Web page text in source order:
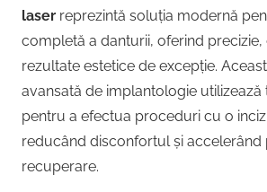
laser reprezintă soluția modernă
completă a danturii, oferind
rezultate estetice de excepție.
avansată de implantologie utilizează
pentru a efectua proceduri cu o
reducând disconfortul și accelerând
recuperare.